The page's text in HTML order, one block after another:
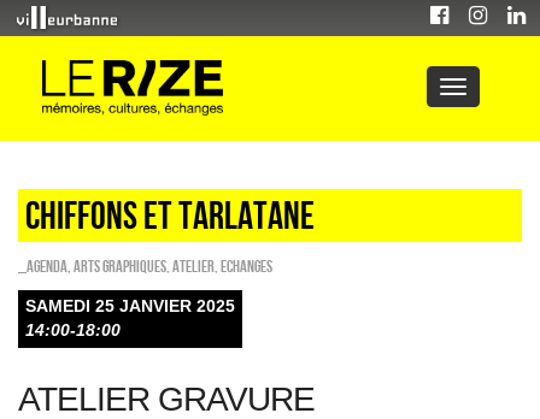
CHIFFONS ET TARLATANE
_Agenda Arts graphiques Atelier ECHANGES
SAMEDI 25 JANVIER 2025
14:00-18:00
ATELIER GRAVURE